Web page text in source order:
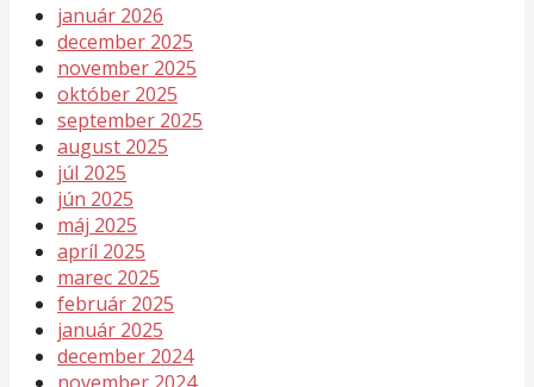
január 2026
december 2025
november 2025
október 2025
september 2025
august 2025
júl 2025
jún 2025
máj 2025
apríl 2025
marec 2025
február 2025
január 2025
december 2024
november 2024